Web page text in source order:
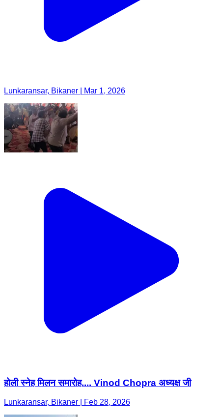
Lunkaransar, Bikaner | Mar 1, 2026
होली स्नेह मिलन समारोह.... Vinod Chopra अध्यक्ष जी
Lunkaransar, Bikaner | Feb 28, 2026